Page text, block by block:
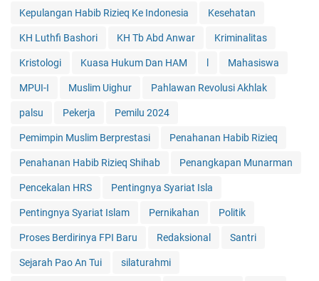
Kepulangan Habib Rizieq Ke Indonesia Kesehatan
KH Luthfi Bashori KH Tb Abd Anwar Kriminalitas
Kristologi Kuasa Hukum Dan HAM Mahasiswa
MPUI-I Muslim Uighur Pahlawan Revolusi Akhlak
palsu Pekerja Pemilu 2024
Pemimpin Muslim Berprestasi Penahanan Habib Rizieq
Penahanan Habib Rizieq Shihab Penangkapan Munarman
Pencekalan HRS Pentingnya Syariat Isla
Pentingnya Syariat Islam Pernikahan Politik
Proses Berdirinya FPI Baru Redaksional Santri
Sejarah Pao An Tui silaturahmi